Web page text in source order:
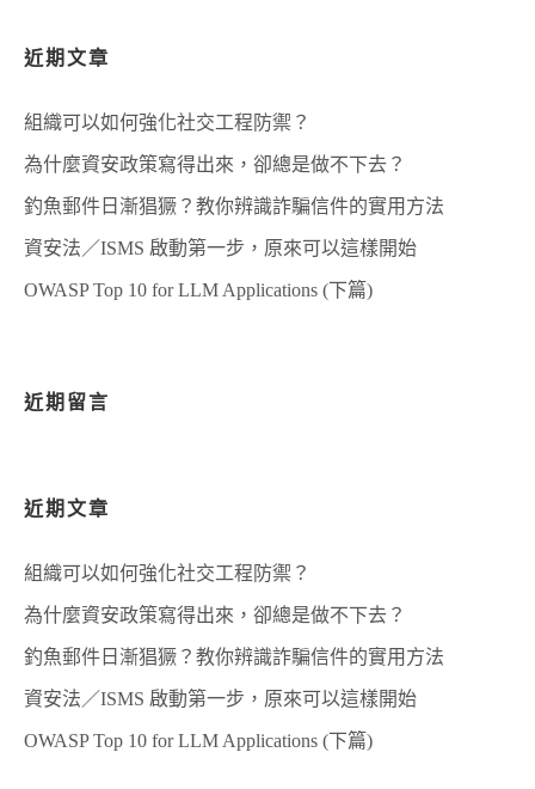
近期文章
組織可以如何強化社交工程防禦？
為什麼資安政策寫得出來，卻總是做不下去？
釣魚郵件日漸猖獗？教你辨識詐騙信件的實用方法
資安法／ISMS 啟動第一步，原來可以這樣開始
OWASP Top 10 for LLM Applications (下篇)
近期留言
近期文章
組織可以如何強化社交工程防禦？
為什麼資安政策寫得出來，卻總是做不下去？
釣魚郵件日漸猖獗？教你辨識詐騙信件的實用方法
資安法／ISMS 啟動第一步，原來可以這樣開始
OWASP Top 10 for LLM Applications (下篇)